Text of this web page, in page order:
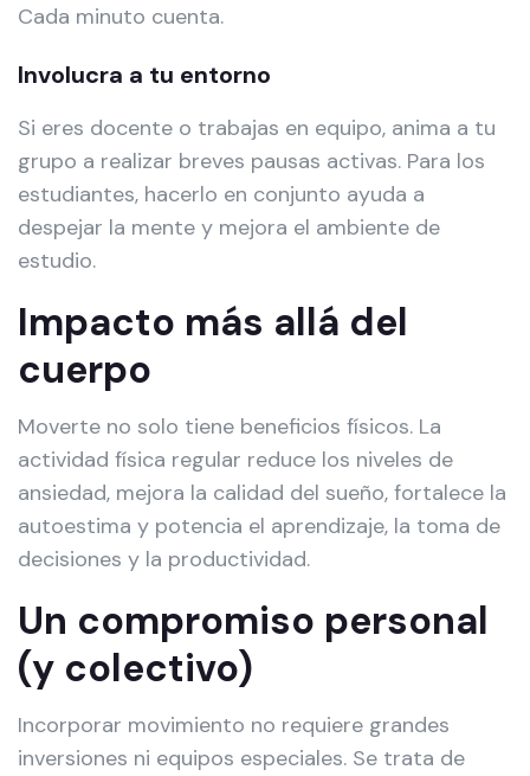
Cada minuto cuenta.
Involucra a tu entorno
Si eres docente o trabajas en equipo, anima a tu
grupo a realizar breves pausas activas. Para los
estudiantes, hacerlo en conjunto ayuda a
despejar la mente y mejora el ambiente de
estudio.
Impacto más allá del
cuerpo
Moverte no solo tiene beneficios físicos. La
actividad física regular reduce los niveles de
ansiedad, mejora la calidad del sueño, fortalece la
autoestima y potencia el aprendizaje, la toma de
decisiones y la productividad.
Un compromiso personal
(y colectivo)
Incorporar movimiento no requiere grandes
inversiones ni equipos especiales. Se trata de